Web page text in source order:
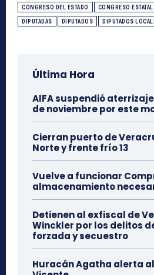
CONGRESO DEL ESTADO CONGRESO ESTATAL
DIPUTADAS DIPUTADOS DIPUTADOS
Última Hora
AIFA suspendió
de noviembre por este
Cierran puerto de
Norte y frente frío 13
Vuelve a funcionar
almacenamiento
Detienen al exfiscal de
Winckler por los delitos
forzada y secuestro
Huracán Agatha alerta